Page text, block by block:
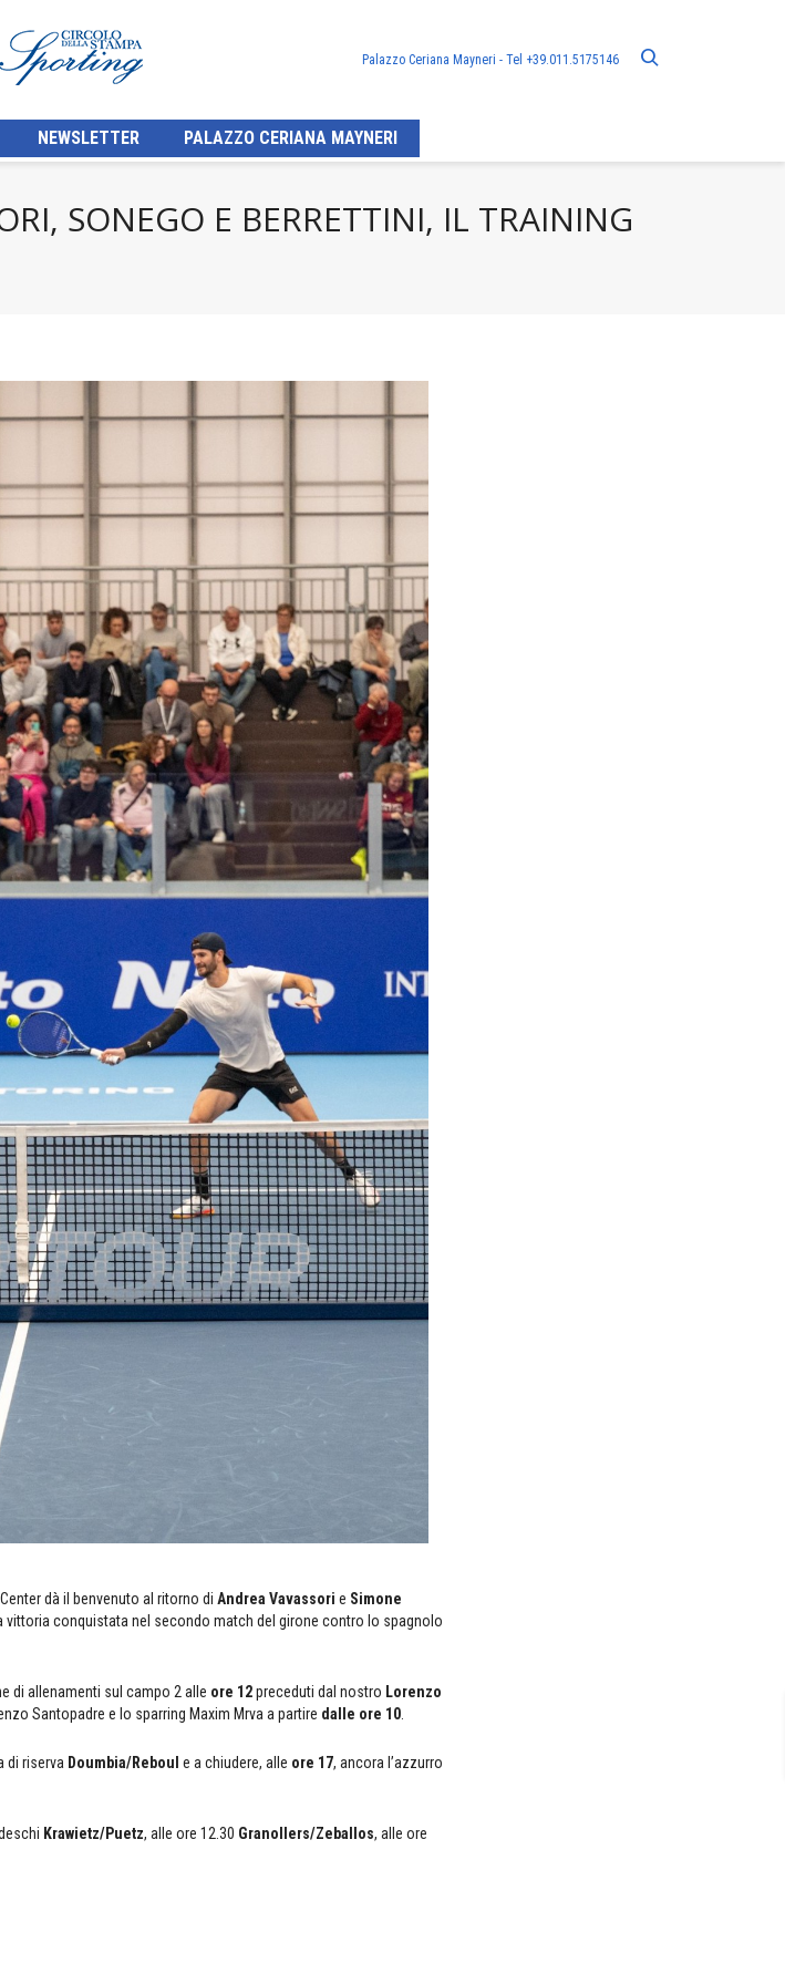
Palazzo Ceriana Mayneri - Tel +39.011.5175146
NEWSLETTER PALAZZO CERIANA MAYNERI
SONEGO E BERRETTINI, IL TRAINING
dà il benvenuto al ritorno di Andrea Vavassori e Simone
vittoria conquistata nel secondo match del girone contro lo spagnolo
di allenamenti sul campo 2 alle ore 12preceduti dal nostro Lorenzo
Santopadre e lo sparring Maxim Mrva a partire dalle ore 10
di riserva Doumbia/Reboul e a chiudere, alle ore 17, ancora l’azzurro
Krawietz/Puetz, alle ore 12.30 Granollers/Zeballos, alle ore